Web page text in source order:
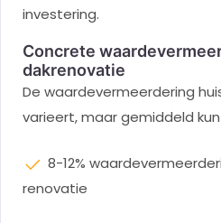
investering.
Concrete
dakrenovatie
De waardevermeerdering
varieert, maar gemiddeld
8-12%
renovatie